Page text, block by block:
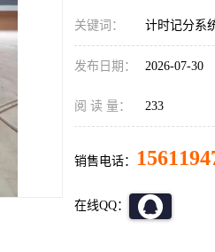
关键词： 计时记分系
发布日期： 2026-07-30
阅 读 量： 233
销售电话：
在线QQ：